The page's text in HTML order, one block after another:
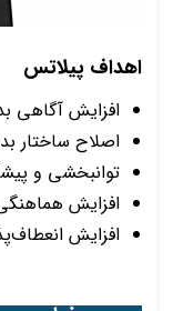
اهداف پیلاتس
افزایش آگاهی
اصلاح ساختار
توانبخشی و
افزایش
افزایش